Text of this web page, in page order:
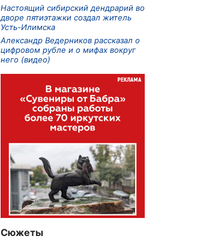
Настоящий сибирский дендрарий во
дворе пятиэтажки создал житель
Усть-Илимска
Александр Ведерников рассказал о
цифровом рубле и о мифах вокруг
него (видео)
Сюжеты